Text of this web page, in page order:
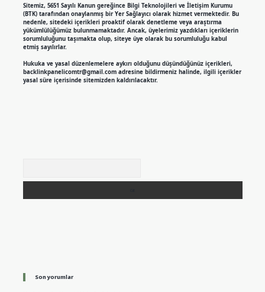
Sitemiz, 5651 Sayılı Kanun gereğince Bilgi Teknolojileri ve İletişim Kurumu
(BTK) tarafından onaylanmış bir Yer Sağlayıcı olarak hizmet vermektedir. Bu
nedenle, sitedeki içerikleri proaktif olarak denetleme veya araştırma
yükümlülüğümüz bulunmamaktadır. Ancak, üyelerimiz yazdıkları içeriklerin
sorumluluğunu taşımakta olup, siteye üye olarak bu sorumluluğu kabul
etmiş sayılırlar.
Hukuka ve yasal düzenlemelere aykırı olduğunu düşündüğünüz içerikleri,
backlinkpanelicomtr@gmail.comadresine bildirmeniz halinde, ilgili içerikler
yasal süre içerisinde sitemizden kaldırılacaktır.
Son yorumlar